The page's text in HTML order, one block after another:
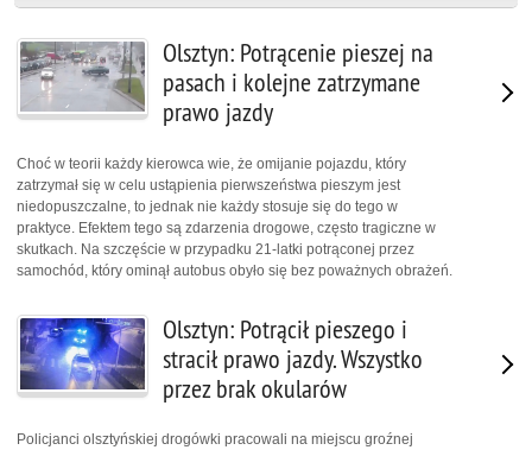
Olsztyn: Potrącenie pieszej na
pasach i kolejne zatrzymane
prawo jazdy
Choć w teorii każdy kierowca wie, że omijanie pojazdu, który
zatrzymał się w celu ustąpienia pierwszeństwa pieszym jest
niedopuszczalne, to jednak nie każdy stosuje się do tego w
praktyce. Efektem tego są zdarzenia drogowe, często tragiczne w
skutkach. Na szczęście w przypadku 21-latki potrąconej przez
samochód, który ominął autobus obyło się bez poważnych obrażeń.
Olsztyn: Potrącił pieszego i
stracił prawo jazdy. Wszystko
przez brak okularów
Policjanci olsztyńskiej drogówki pracowali na miejscu groźnej